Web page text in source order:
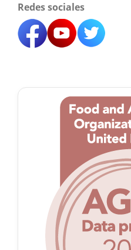
Redes sociales